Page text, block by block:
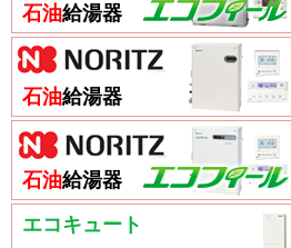
石油給湯器
石油給湯器
石油給湯器
エコキュート